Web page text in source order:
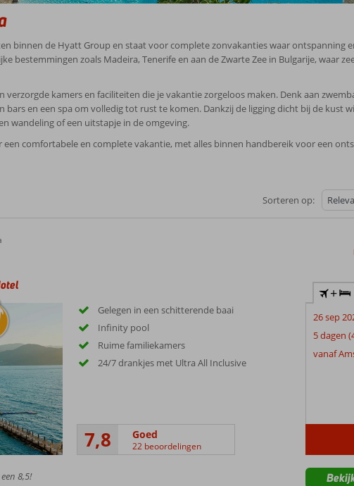
binnen de Hyatt Group en staat voor complete zonvakanties waar ontspanning
bestemmingen zoals Madeira, Tenerife en aan de Zwarte Zee in Bulgarije, waar
verzorgde kamers en faciliteiten die je vakantie zorgeloos maken. Denk aan
bars en een spa om volledig tot rust te komen. Dankzij de ligging dicht bij de kust
wandeling of een uitstapje in de omgeving.
een comfortabele en complete vakantie, met alles binnen handbereik voor een
Sorteren op:
Gelegen in een schitterende baai
Infinity pool
Ruime familiekamers
24/7 drankjes met Ultra All Inclusive
7,8 Goed
22 beoordelingen
+
26 sep
5 dagen
vanaf
8,5!